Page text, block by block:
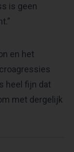
is geen
en het
heel fijn dat
met dergelijk